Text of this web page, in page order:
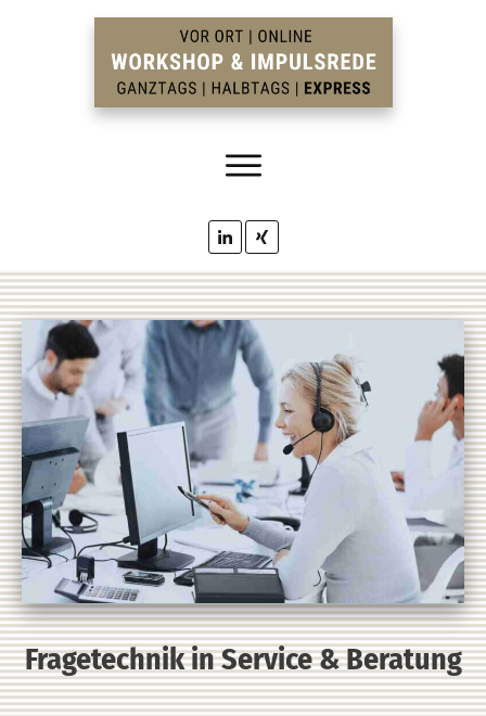
Fragetechnik in Service & Beratung